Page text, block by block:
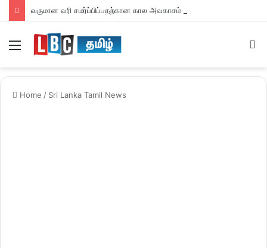
வருமான வரி சமர்ப்பிப்பதற்கான கால அவகாசம் நீடிப்பு
Home / Sri Lanka Tamil News